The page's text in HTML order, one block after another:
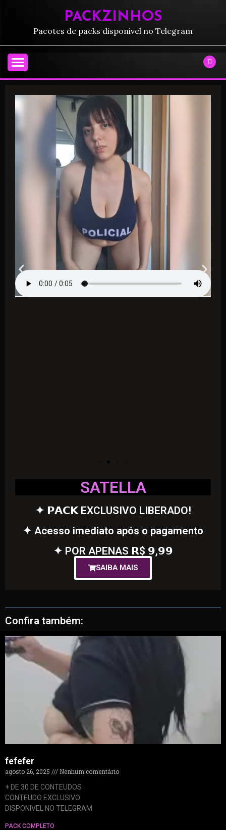
PACKZINHOS
Pacotes de packs disponivel no Telegram
SATELLA
✦ 𝗣𝗔𝗖𝗞 EXCLUSIVO LIBERADO!
✦ Acesso imediato após o pagamento
✦ POR APENAS 𝗥$ 𝟵,𝟵𝟵
SAIBA MAIS
Confira também:
fefefer
agosto 26, 2025
Nenhum comentário
+ DE 30 DE CONTEUDOS
CONTEUDO EXCLUSIVO
DISPONIVEL NO TELEGRAM
PACK COMPLETO